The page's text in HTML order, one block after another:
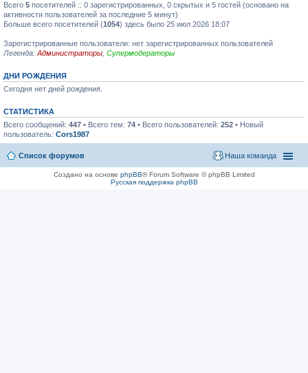
Всего 5 посетителей :: 0 зарегистрированных, 0 скрытых и 5 гостей (основано на
активности пользователей за последние 5 минут)
Больше всего посетителей (1054) здесь было 25 июл 2026 18:07
Зарегистрированные пользователи: нет зарегистрированных пользователей
Легенда: Администраторы Супермодераторы
ДНИ РОЖДЕНИЯ
Сегодня нет дней рождения.
СТАТИСТИКА
Всего сообщений: 447 • Всего тем: 74 • Всего пользователей: 252 • Новый
пользователь: Cors1987
Список форумов Наша команда
Создано на основе phpBB® Forum Software © phpBB Limited
Русская поддержка phpBB